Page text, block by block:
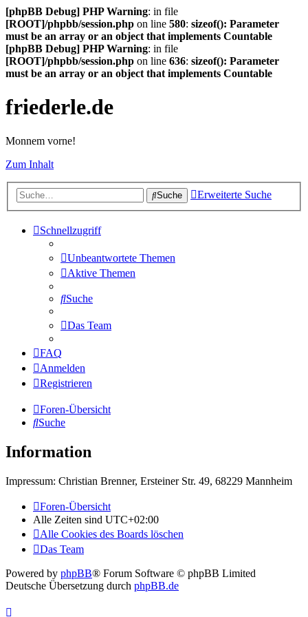
[phpBB Debug] PHP Warning: in file
[ROOT]/phpbb/session.php on line 580: sizeof(): Parameter
must be an array or an object that implements Countable
[phpBB Debug] PHP Warning: in file
[ROOT]/phpbb/session.php on line 636: sizeof(): Parameter
must be an array or an object that implements Countable
friederle.de
Monnem vorne!
Zum Inhalt
Suche Erweiterte Suche
Schnellzugriff
Unbeantwortete Themen
Aktive Themen
Suche
Das Team
FAQ
Anmelden
Registrieren
Foren-Übersicht
Suche
Information
Impressum: Christian Brenner, Ersteiner Str. 49, 68229 Mannheim
Foren-Übersicht
Alle Zeiten sind UTC+02:00
Alle Cookies des Boards löschen
Das Team
Powered by phpBB® Forum Software © phpBB Limited
Deutsche Übersetzung durch phpBB.de